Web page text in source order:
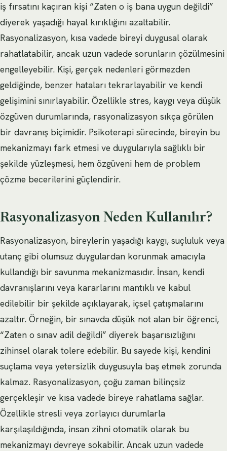
iş fırsatını kaçıran kişi “Zaten o iş bana uygun değildi”
diyerek yaşadığı hayal kırıklığını azaltabilir.
Rasyonalizasyon, kısa vadede bireyi duygusal olarak
rahatlatabilir, ancak uzun vadede sorunların çözülmesini
engelleyebilir. Kişi, gerçek nedenleri görmezden
geldiğinde, benzer hataları tekrarlayabilir ve kendi
gelişimini sınırlayabilir. Özellikle stres, kaygı veya düşük
özgüven durumlarında, rasyonalizasyon sıkça görülen
bir davranış biçimidir. Psikoterapi sürecinde, bireyin bu
mekanizmayı fark etmesi ve duygularıyla sağlıklı bir
şekilde yüzleşmesi, hem özgüveni hem de problem
çözme becerilerini güçlendirir.
Rasyonalizasyon Neden Kullanılır?
Rasyonalizasyon, bireylerin yaşadığı kaygı, suçluluk veya
utanç gibi olumsuz duygulardan korunmak amacıyla
kullandığı bir savunma mekanizmasıdır. İnsan, kendi
davranışlarını veya kararlarını mantıklı ve kabul
edilebilir bir şekilde açıklayarak, içsel çatışmalarını
azaltır. Örneğin, bir sınavda düşük not alan bir öğrenci,
“Zaten o sınav adil değildi” diyerek başarısızlığını
zihinsel olarak tolere edebilir. Bu sayede kişi, kendini
suçlama veya yetersizlik duygusuyla baş etmek zorunda
kalmaz. Rasyonalizasyon, çoğu zaman bilinçsiz
gerçekleşir ve kısa vadede bireye rahatlama sağlar.
Özellikle stresli veya zorlayıcı durumlarla
karşılaşıldığında, insan zihni otomatik olarak bu
mekanizmayı devreye sokabilir. Ancak uzun vadede